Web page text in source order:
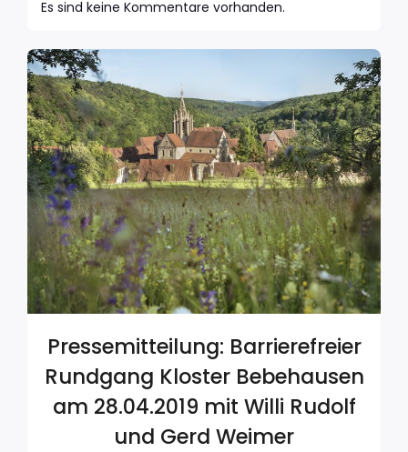
Es sind keine Kommentare vorhanden.
Pressemitteilung: Barrierefreier
Rundgang Kloster Bebehausen
am 28.04.2019 mit Willi Rudolf
und Gerd Weimer